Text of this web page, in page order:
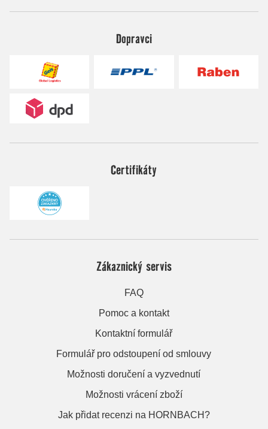
Dopravci
Certifikáty
Zákaznický servis
FAQ
Pomoc a kontakt
Kontaktní formulář
Formulář pro odstoupení od smlouvy
Možnosti doručení a vyzvednutí
Možnosti vrácení zboží
Jak přidat recenzi na HORNBACH?